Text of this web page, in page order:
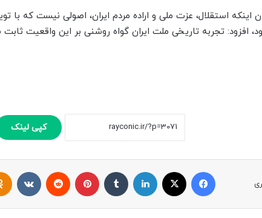
اینکه استقلال، عزت ملی و اراده مردم ایران، اصولی نیست که با
افزود: تجربه تاریخی ملت ایران گواه روشنی بر این واقعیت
کپی لینک
ایکس